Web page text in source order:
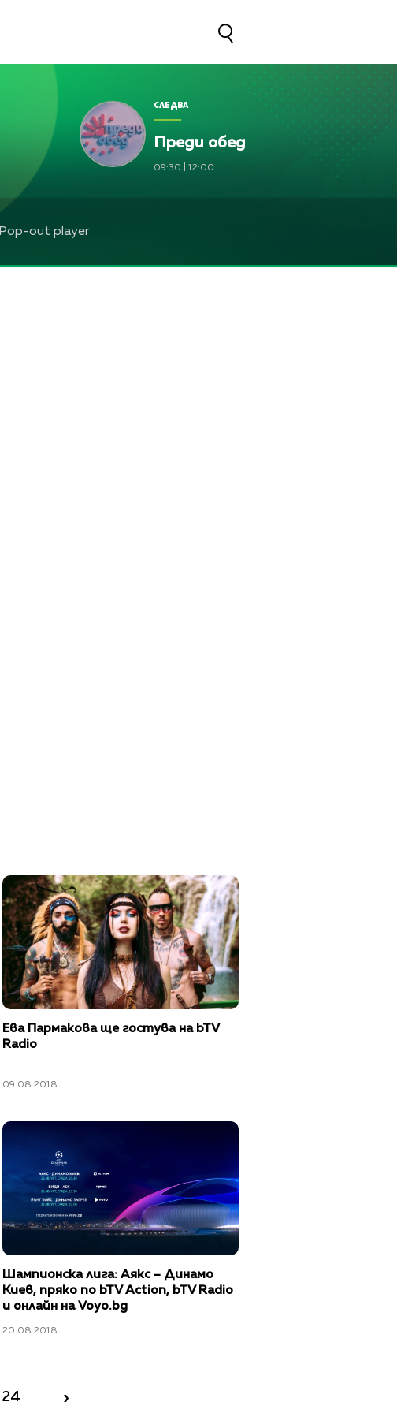
СЛЕДВА
Преди обед
09:30 12:00
Pop-out player
Ева Пармакова ще гостува на bTV
Radio
09.08.2018
Шампионска лига: Аякс – Динамо
Киев, пряко по bTV Action, bTV Radio
и онлайн на Voyo.bg
20.08.2018
24 ›